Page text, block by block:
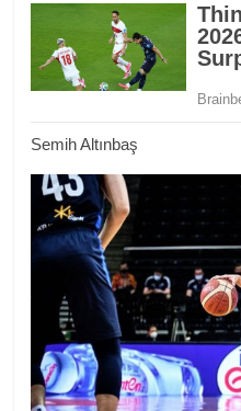
Semih Altınbaş